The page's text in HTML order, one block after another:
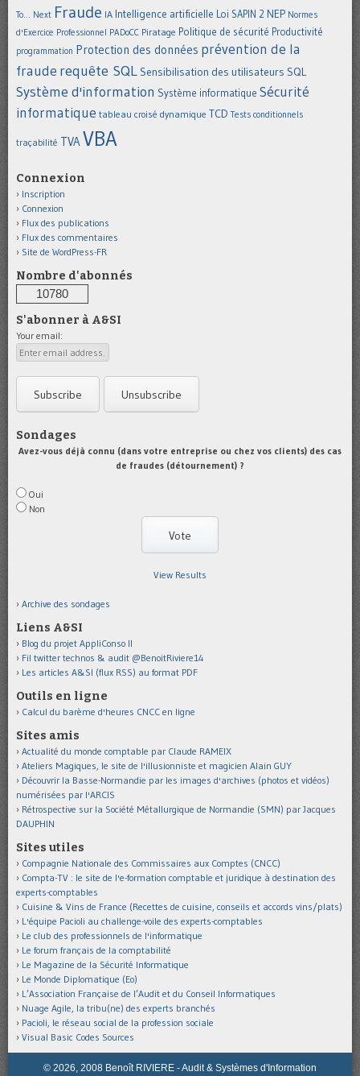
To... Next Fraude IA Intelligence artificielle Loi SAPIN 2 NEP Normes
d'Exercice Professionnel PADoCC Piratage Politique de sécurité Productivité
programmation Protection des données prévention de la
fraude requête SQL Sensibilisation des utilisateurs SQL
Système d'information Système informatique Sécurité
informatique tableau croisé dynamique TCD Tests conditionnels
traçabilité TVA VBA
Connexion
Inscription
Connexion
Flux des publications
Flux des commentaires
Site de WordPress-FR
Nombre d'abonnés
10780
S'abonner à A&SI
Your email:
Sondages
Avez-vous déjà connu (dans votre entreprise ou chez vos clients) des cas
de fraudes (détournement) ?
Oui
Non
View Results
Archive des sondages
Liens A&SI
Blog du projet AppliConso II
Fil twitter technos & audit @BenoitRiviere14
Les articles A&SI (flux RSS) au format PDF
Outils en ligne
Calcul du barème d'heures CNCC en ligne
Sites amis
Actualité du monde comptable par Claude RAMEIX
Ateliers Magiques, le site de l'illusionniste et magicien Alain GUY
Découvrir la Basse-Normandie par les images d'archives (photos et vidéos)
numérisées par l'ARCIS
Rétrospective sur la Société Métallurgique de Normandie (SMN) par Jacques
DAUPHIN
Sites utiles
Compagnie Nationale des Commissaires aux Comptes (CNCC)
Compta-TV : le site de l'e-formation comptable et juridique à destination des
experts-comptables
Cuisine & Vins de France (Recettes de cuisine, conseils et accords vins/plats)
L'équipe Pacioli au challenge-voile des experts-comptables
Le club des professionnels de l'informatique
Le forum français de la comptabilité
Le Magazine de la Sécurité Informatique
Le Monde Diplomatique (Eo)
L’Association Française de l’Audit et du Conseil Informatiques
Nuage Agile, la tribu(ne) des experts branchés
Pacioli, le réseau social de la profession sociale
Visual Basic Codes Sources
© 2026, 2008 Benoît RIVIERE - Audit & Systèmes d'Information